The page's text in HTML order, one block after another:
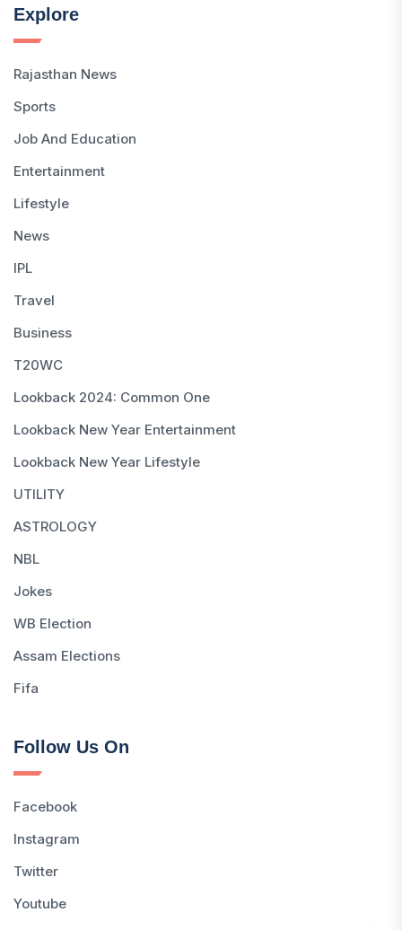
Explore
Rajasthan News
Sports
Job And Education
Entertainment
Lifestyle
News
IPL
Travel
Business
T20WC
Lookback 2024: Common One
Lookback New Year Entertainment
Lookback New Year Lifestyle
UTILITY
ASTROLOGY
NBL
Jokes
WB Election
Assam Elections
Fifa
Follow Us On
Facebook
Instagram
Twitter
Youtube